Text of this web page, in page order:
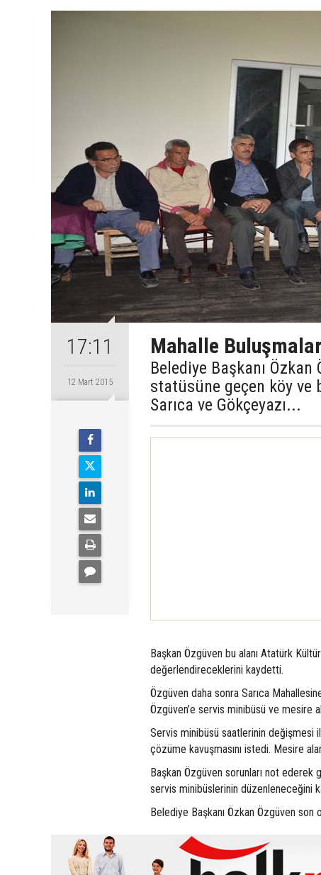
17:11
12 Mart 2015
Mahalle
Belediye Başkanı
statüsüne geçen köy ve
Sarıca ve Gökçeyazı...
Başkan Özgüven bu alanı Atatürk
değerlendireceklerini kaydetti.
Özgüven daha sonra Sarıca
Özgüven’e servis minibüsü ve mesire
Servis minibüsü saatlerinin değişmesi
çözüme kavuşmasını istedi. Mesire
Başkan Özgüven sorunları not ederek
servis minibüslerinin düzenleneceğini
Belediye Başkanı Özkan Özgüven son